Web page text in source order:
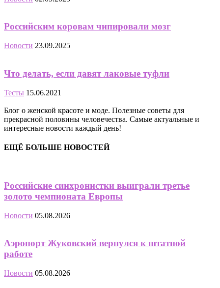
Российским коровам чипировали мозг
Новости 23.09.2025
Что делать, если давят лаковые туфли
Тесты 15.06.2021
Блог о женской красоте и моде. Полезные советы для
прекрасной половины человечества. Самые актуальные и
интересные новости каждый день!
ЕЩЁ БОЛЬШЕ НОВОСТЕЙ
Российские синхронистки выиграли третье
золото чемпионата Европы
Новости 05.08.2026
Аэропорт Жуковский вернулся к штатной
работе
Новости 05.08.2026